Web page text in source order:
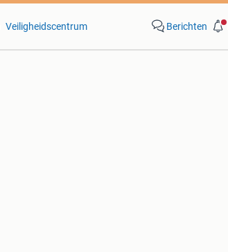
Veiligheidscentrum Berichten